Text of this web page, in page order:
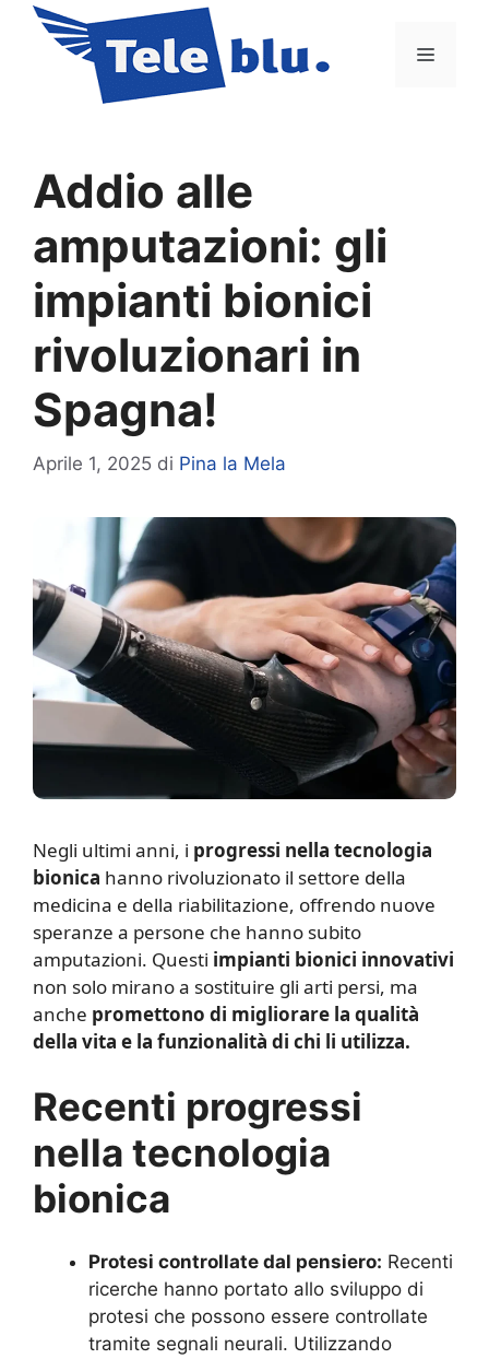
contenuto
Menu
Addio alle
amputazioni: gli
impianti bionici
rivoluzionari in
Spagna!
Aprile 1, 2025 di Pina la Mela
Negli ultimi anni, i progressi nella tecnologia
bionica hanno rivoluzionato il settore della
medicina e della riabilitazione, offrendo nuove
speranze a persone che hanno subito
amputazioni. Questi impianti bionici innovativi
non solo mirano a sostituire gli arti persi, ma
anche promettono di migliorare la qualità
della vita e la funzionalità di chi li utilizza.
Recenti progressi
nella tecnologia
bionica
Protesi controllate dal pensiero: Recenti
ricerche hanno portato allo sviluppo di
protesi che possono essere controllate
tramite segnali neurali. Utilizzando